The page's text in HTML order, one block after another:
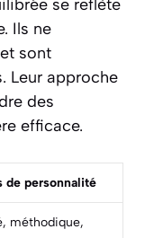
se reflète
Ils ne
sont
Leur approche
des
efficace.
de personnalité
méthodique,